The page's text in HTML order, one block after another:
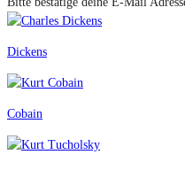
Dickens
Cobain